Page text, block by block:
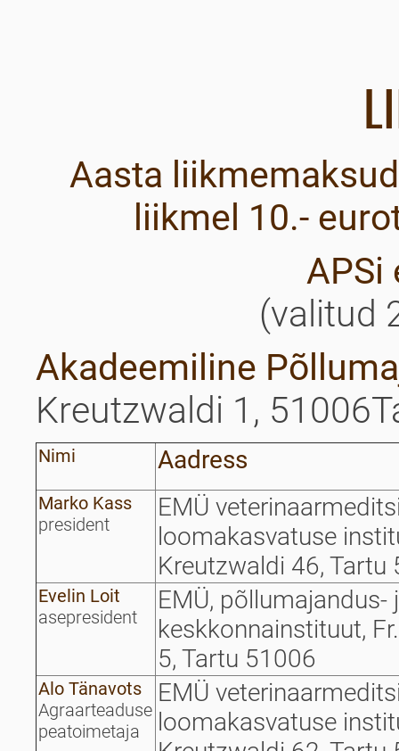
Aasta
liikmel 10.-
APSi
(valitud
Akadeemiline
Kreutzwaldi 1,
Nimi Aadress
Marko Kass
president
EMÜ
loomakasvatuse
Kreutzwaldi 46, Tartu
Evelin Loit
asepresident
EMÜ, põllumajandus-
keskkonnainstituut,
5, Tartu 51006
Alo Tänavots
Agraarteaduse
peatoimetaja
EMÜ
loomakasvatuse